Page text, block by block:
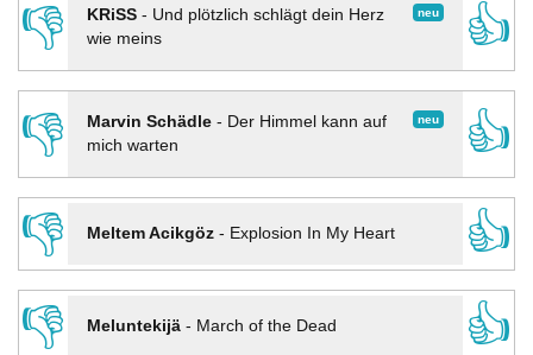
👎
neu
KRiSS- Und plötzlich schlägt dein Herz
wie meins
👍
👎 neu
Marvin Schädle- Der Himmel kann auf
mich warten
👍
👎
Meltem Acikgöz- Explosion In My Heart
👍
👎
Meluntekijä- March of the Dead
👍